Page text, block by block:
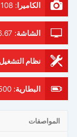
الكاميرا : 108 + 8 + 2 ميجابيكسل
الشاشة:
6.67
نظام التشغيل
البطارية:
4500
المواصفات